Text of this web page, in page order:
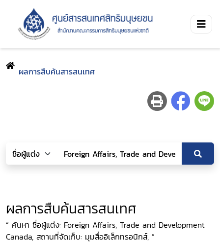
ผลการสืบค้นสารสนเทศ
ผลการสืบค้นสารสนเทศ
“ ค้นหา ชื่อผู้แต่ง: Foreign Affairs, Trade and Development
Canada, สถานที่จัดเก็บ: มุมสื่ออิเล็กทรอนิกส์, ”